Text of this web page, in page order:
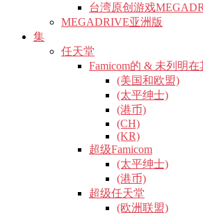
台湾原创游戏
MEGADRIVE亚洲版
集
任天堂
Famicom的 & 未列明
(美国和欧盟)
(太平绅士)
(港币)
(CH)
(KR)
超级Famicom
(太平绅士)
(港币)
超级任天堂
(欧洲联盟)